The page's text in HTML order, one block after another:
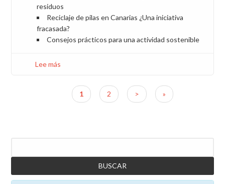
residuos
Reciclaje de pilas en Canarias ¿Una iniciativa
fracasada?
Consejos prácticos para una actividad sostenible
Lee más
VERDE
Página
actual
1 Página
2
Siguiente
página
>
Última
página
»